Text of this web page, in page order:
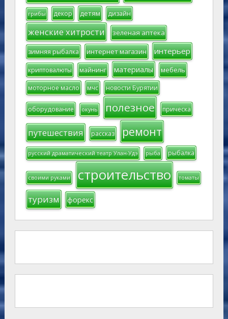
грибы декор детям дизайн
женские хитрости зеленая аптека
зимняя рыбалка интернет магазин интерьер
криптовалюты майнинг материалы мебель
моторное масло мчс новости Бурятии
оборудование окунь полезное прическа
путешествия рассказ ремонт
русский драматический театр Улан-Удэ рыба рыбалка
своими руками строительство томаты
туризм форекс